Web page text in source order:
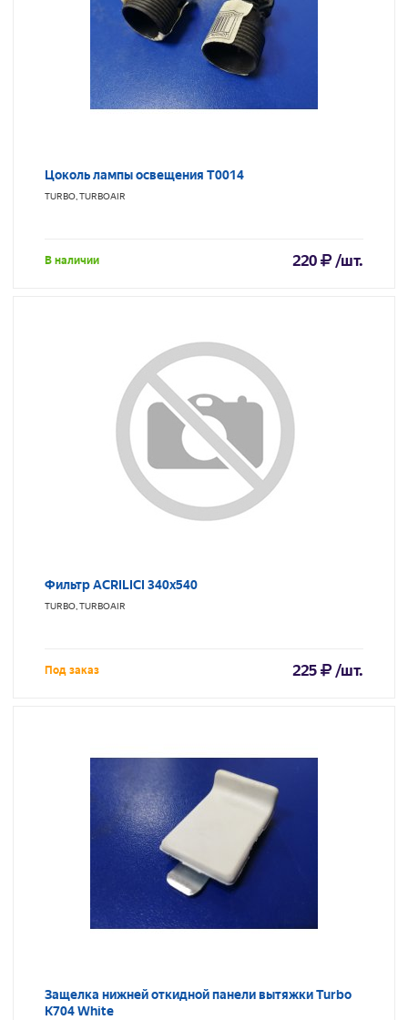
Цоколь лампы освещения T0014
TURBO, TURBOAIR
В наличии 220 /шт.
Фильтр ACRILICI 340х540
TURBO, TURBOAIR
Под заказ 225 /шт.
Защелка нижней откидной панели вытяжки Turbo
K704 White